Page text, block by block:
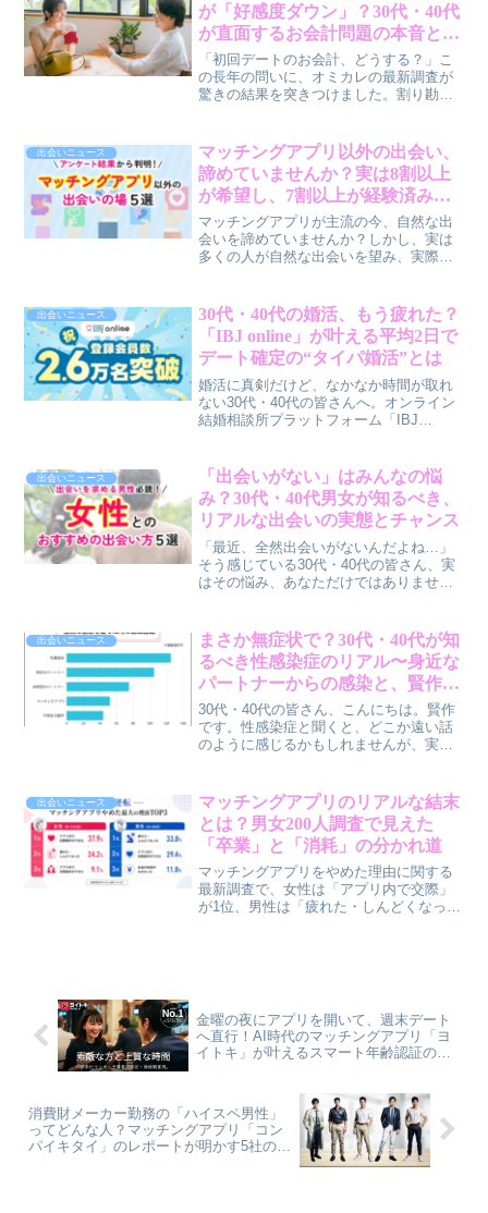
が「好感度ダウン」？30代・40代
が直面するお会計問題の本音と解
決策
「初回デートのお会計、どうする？」こ
の長年の問いに、オミカレの最新調査が
驚きの結果を突きつけました。割り勘提
ャップを埋めるための本音と、賢作が提
案するスマートな解決策をお届けしま
す。
出会いニュース
マッチングアプリ以外の出会い、
諦めていませんか？実は8割以上
が希望し、7割以上が経験済み！
自然な出会いを引き寄せる秘訣と
は
マッチングアプリが主流の今、自然な出
会いを諦めていませんか？しかし、実は
多くの人が自然な出会いを望み、実際に
の皆さんが自然な出会いを叶えるための
具体的なヒントを、賢作の視点からご紹
介します。
出会いニュース
30代・40代の婚活、もう疲れた？
「IBJ online」が叶える平均2日で
デート確定の“タイパ婚活”とは
婚活に真剣だけど、なかなか時間が取れ
ない30代・40代の皆さんへ。オンライン
結婚相談所プラットフォーム「IBJ
らデート確定まで平均約2日という驚きの
スピード感で、あなたの婚活の常識が変
わるかもしれません。
出会いニュース
「出会いがない」はみんなの悩
み？30代・40代男女が知るべき、
リアルな出会いの実態とチャンス
「最近、全然出会いがないんだよね…」
そう感じている30代・40代の皆さん、実
はその悩み、あなただけではありませ
活で異性との出会いが少ないと感じる男
女が9割以上いることが明らかになりまし
た。この記事では、この調査結果から見
えてくる出会いの実態と、明日から実践
できる前向きなヒントをお伝えします。
出会いニュース
まさか無症状で？30代・40代が知
るべき性感染症のリアル〜身近な
パートナーからの感染と、賢作が
語る“定期検査”の重要性〜
30代・40代の皆さん、こんにちは。賢作
です。性感染症と聞くと、どこか遠い話
のように感じるかもしれませんが、実は
リニックの調査結果をもとに、意外な感
染経路や受診のハードル、そして賢作が
考える「なぜ今、定期検査が重要なの
か」について、本音で語らせていただき
ます。
出会いニュース
マッチングアプリのリアルな結末
とは？男女200人調査で見えた
「卒業」と「消耗」の分かれ道
マッチングアプリをやめた理由に関する
最新調査で、女性は「アプリ内で交際」
が1位、男性は「疲れた・しんどくなっ
金曜の夜にアプリを開いて、週末デート
へ直行！AI時代のマッチングアプリ「ヨ
イトキ」が叶えるスマート年齢認証の裏
消費財メーカー勤務の「ハイスペ男性」
ってどんな人？マッチングアプリ「コン
パイキタイ」のレポートが明かす5社の実